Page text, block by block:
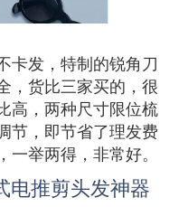
卡发，特制的锐角刀
，货比三家买的，很
高，两种尺寸限位梳
节，即节省了理发费
一举两得，非常好。
电推剪头发神器